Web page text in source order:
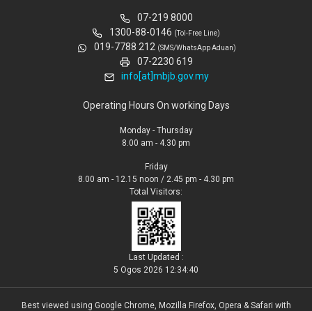
07-219 8000
1300-88-0146 (Tol-Free Line)
019-7788 212 (SMS/WhatsApp Aduan)
07-2230 619
info[at]mbjb.gov.my
Operating Hours On working Days
Monday - Thursday
8.00 am - 4.30 pm
Friday
8.00 am - 12.15 noon / 2.45 pm - 4.30 pm
Total Visitors:
Last Updated :
5 Ogos 2026 12:34:40
Best viewed using Google Chrome, Mozilla Firefox, Opera & Safari with